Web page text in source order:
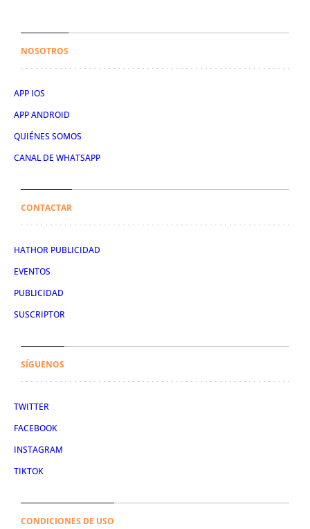
NOSOTROS
APP IOS
APP ANDROID
QUIÉNES SOMOS
CANAL DE WHATSAPP
CONTACTAR
HATHOR PUBLICIDAD
EVENTOS
PUBLICIDAD
SUSCRIPTOR
SÍGUENOS
TWITTER
FACEBOOK
INSTAGRAM
TIKTOK
CONDICIONES DE USO